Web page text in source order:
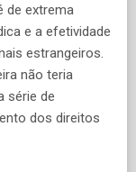
de extrema
e a efetividade
estrangeiros.
não teria
série de
dos direitos